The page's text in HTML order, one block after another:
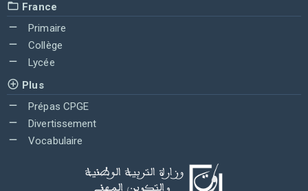
France
Primaire
Collège
Lycée
Plus
Prépas CPGE
Divertissement
Vocabulaire